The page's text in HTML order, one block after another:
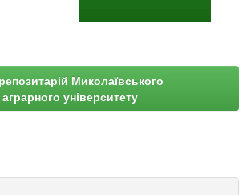
Миколаївського
університету